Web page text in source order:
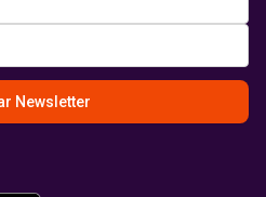
Newsletter